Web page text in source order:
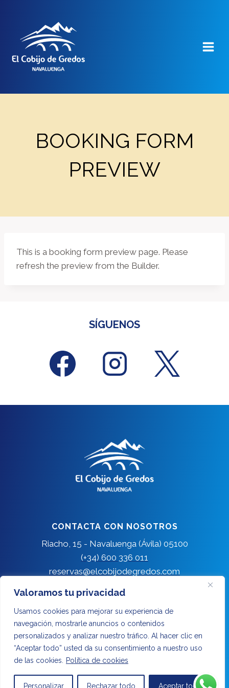
Valoramos tu privacidad
Usamos cookies para mejorar su experiencia de
navegación, mostrarle anuncios o contenidos
personalizados y analizar nuestro tráfico. Al hacer clic en
“Aceptar todo” usted da su consentimiento a nuestro uso
de las cookies.
Política de cookies
Personalizar Rechazar todo Aceptar todo
contenido
BOOKING FORM
PREVIEW
This is a booking form preview page. Please
refresh the preview from the Builder.
SÍGUENOS
CONTACTA CON NOSOTROS
Riacho, 15 - Navaluenga (Ávila) 05100
(+34) 600 336 011
reservas@elcobijodegredos.com
ENLACES LEGALES
Aviso Legal
Política de Privacidad
Política de Cookies